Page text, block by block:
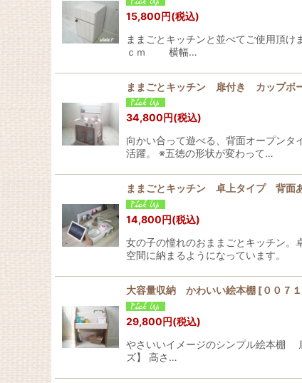
15,800円(税込)
ままごとキッチンと並べてご使用頂
ｃｍ 横幅…
ままごとキッチン 扉付き カップボ
34,800円(税込)
向かい合って遊べる、背面オープンタ
活躍。 ※五徳の形状が変わって…
ままごとキッチン 卓上タイプ 背面
14,800円(税込)
女の子の憧れのおままごとキッチン
空間に納まるようになっています
大容量収納 かわいい絵本棚 [００７１
29,800円(税込)
やさいいイメージのシンプル絵本棚
ズ】 高さ…